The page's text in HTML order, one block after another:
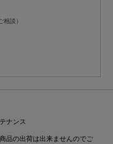
相談）
ナンス
品の出荷は出来ませんのでご